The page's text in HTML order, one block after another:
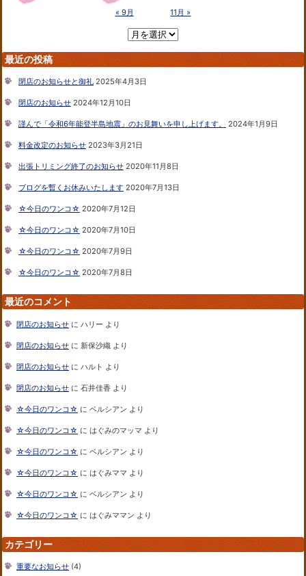
« 9月
11月 »
最近の投稿
閉店のお知らせと御礼 2025年4月3日
閉店のお知らせ 2024年12月10日
謹んで「令和6年能登半島地震」のお見舞いを申し上げます。 2024年1月9日
料金改定のお知らせ 2023年3月21日
出張トリミング終了のお知らせ 2020年11月8日
ブログを暫くお休みいたします 2020年7月13日
☆今日のワンコ☆ 2020年7月12日
☆今日のワンコ☆ 2020年7月10日
☆今日のワンコ☆ 2020年7月9日
☆今日のワンコ☆ 2020年7月8日
最近のコメント
閉店のお知らせ に ハリー より
閉店のお知らせ に 新保沙織 より
閉店のお知らせ に ハルト より
閉店のお知らせ に 石井佳香 より
☆今日のワンコ☆ に ベルシアン より
☆今日のワンコ☆ に はぐみのマッマ より
☆今日のワンコ☆ に ベルシアン より
☆今日のワンコ☆ に はぐみママ より
☆今日のワンコ☆ に ベルシアン より
☆今日のワンコ☆ に はぐみママン より
カテゴリー
重要なお知らせ (4)